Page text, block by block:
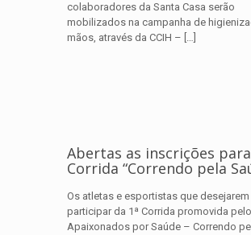
colaboradores da Santa Casa serão
mobilizados na campanha de
mãos, através da CCIH – […]
Abertas as inscrições para
Corrida “Correndo pela
Os atletas e esportistas que desejarem
participar da 1ª Corrida promovida
Apaixonados por Saúde – Correndo